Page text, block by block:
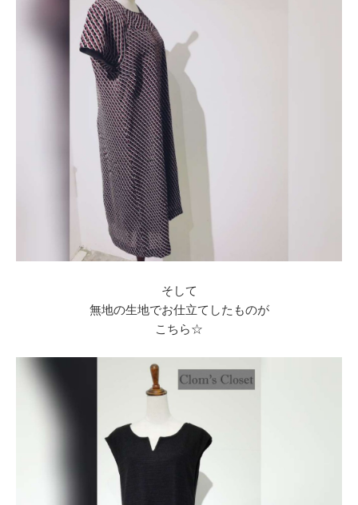
そして
無地の生地でお仕立てしたものが
こちら☆